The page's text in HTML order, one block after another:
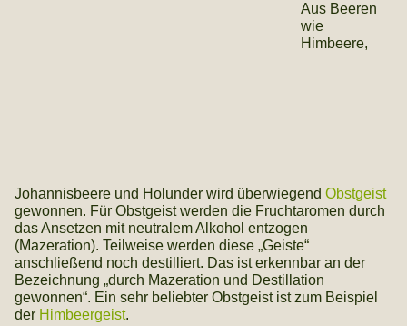
Aus Beeren
wie
Himbeere,
Johannisbeere und Holunder wird überwiegend Obstgeist
gewonnen. Für Obstgeist werden die Fruchtaromen durch
das Ansetzen mit neutralem Alkohol entzogen
(Mazeration). Teilweise werden diese „Geiste“
anschließend noch destilliert. Das ist erkennbar an der
Bezeichnung „durch Mazeration und Destillation
gewonnen“. Ein sehr beliebter Obstgeist ist zum Beispiel
der Himbeergeist.